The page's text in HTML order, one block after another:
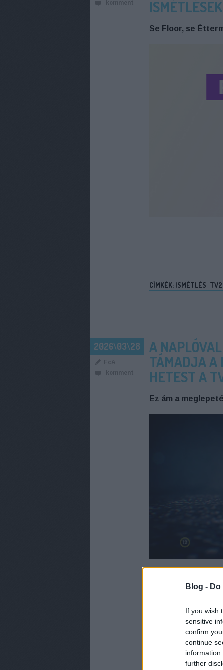
Blog -
If you wish
sensitive
confirm
continue
information
further
komment
Se Floor, se
CÍMKÉK: ISMÉTLÉS TV2
2026\03\28
FoA
komment
A
TÁMADJA A
HETEST A
Ez ám a
HETI
MŰSORVÁLTOZÁS